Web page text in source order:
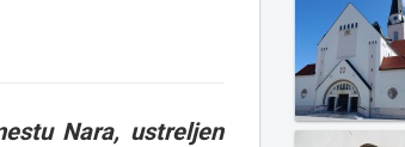
Nara, ustreljen